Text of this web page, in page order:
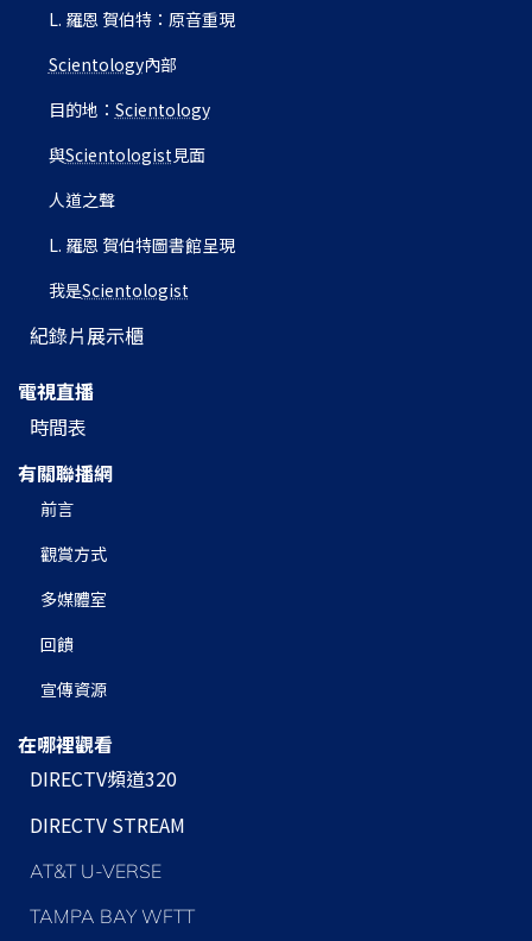
L. 羅恩 賀伯特：原音重現
Scientology內部
目的地： Scientology
與Scientologist 見面
人道之聲
L. 羅恩 賀伯特圖書館呈現
我是Scientologist
紀錄片展示櫃
電視直播
時間表
有關聯播網
前言
觀賞方式
多媒體室
回饋
宣傳資源
在哪裡觀看
DIRECTV頻道320
DIRECTV STREAM
AT&T U-VERSE
TAMPA BAY WFTT